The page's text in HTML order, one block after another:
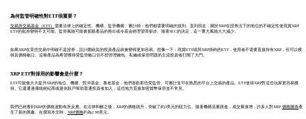
為何監管明確性對ETF很重要？
交易所交易基金（ETF） 需要法律上的確定性。機構、監管機構、審計師：他們都需要明確的規則。直到現在，關於XRP在證券法下的地位的不確定性使現貨XRP
ETF的批准變得不太可能。監管風險可能會扼殺產品的推出或令基金經理望而卻步。隨著SEC的決定，這一重大風險大大減少。
如果XRP在某些交易中明確不是證券，設計圍繞其的投資產品就會變得更加容易。想像一下：現貨ETF或與XRP掛鉤的ETF，使用者不需要直接持有XRP，但可以獲
得其價格敞口。這種產品為希望獲得受監管敞口但不想管理錢包、私鑰或保管問題的主流投資者打開了大門。
XRP ETF對採用的影響會是什麼？
ETF可能會大大提升XRP的地位。機構、對沖基金、養老基金，他們喜歡那些受監管、可審計並可在熟悉的平台上交易的產品。ETF使得XRP對這些玩家更容易獲
得。它還通過傳統經紀商或退休賬戶幫助普通投資者加入，這些地方直接加密貨幣保管並不常見。
我們已經看到XRP的價格波動有所反應。在法律和解之後，XRP的價格跳升，突破了約3美元的阻力位。隨著機構流量跟進，成交量激增，許多人對XRP 價格圖表產
生了新的興趣。在撰寫本文時， XRP價格約為2.90美元。